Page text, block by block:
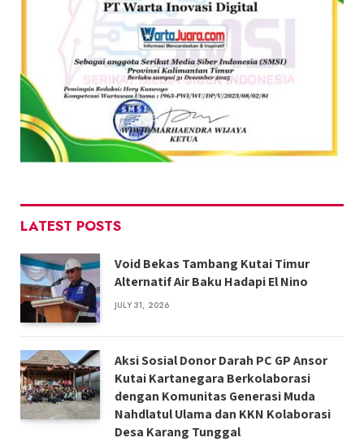
LATEST POSTS
Void Bekas Tambang Kutai Timur
Alternatif Air Baku Hadapi El Nino
JULY 31, 2026
Aksi Sosial Donor Darah PC GP Ansor
Kutai Kartanegara Berkolaborasi
dengan Komunitas Generasi Muda
Nahdlatul Ulama dan KKN Kolaborasi
Desa Karang Tunggal